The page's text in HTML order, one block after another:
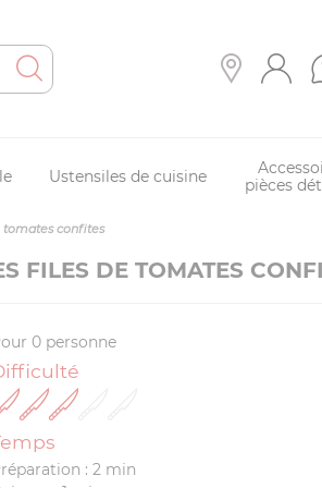
Ustensiles de cuisine
pièces
tomates confites
FILES DE TOMATES
0 personne
: 2 min